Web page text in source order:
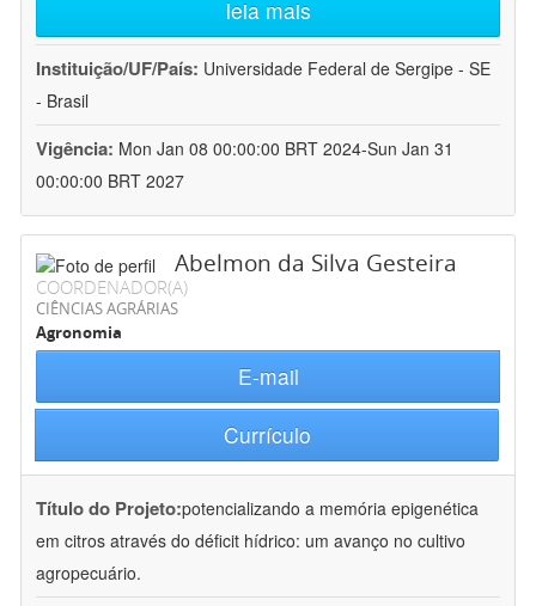
leia mais
Instituição/UF/País: Universidade Federal de Sergipe - SE
- Brasil
Vigência: Mon Jan 08 00:00:00 BRT 2024-Sun Jan 31
00:00:00 BRT 2027
Abelmon da Silva Gesteira
COORDENADOR(A)
CIÊNCIAS AGRÁRIAS
Agronomia
E-mail
Currículo
Título do Projeto:potencializando a memória epigenética
em citros através do déficit hídrico: um avanço no cultivo
agropecuário.